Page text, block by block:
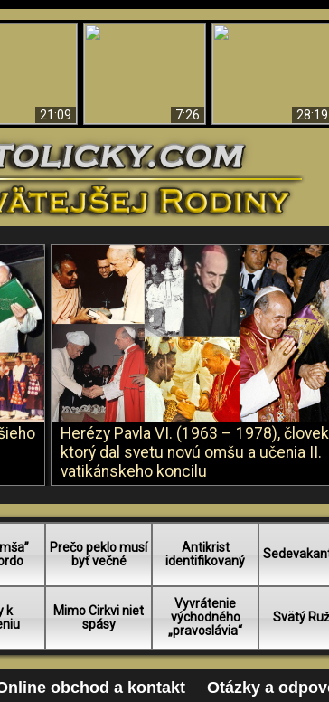
21:09
7:26 28:19
Herézy Pavla VI. (1963 – 1978),
ktorý dal svetu novú omšu a učenia II.
vatikánskeho koncilu
Prečo peklo musí
byť večné
Antikrist
identifikovaný
k
Mimo Cirkvi niet
spásy
Vyvrátenie
východného
„pravoslávia“
Svätý
obchod a kontakt Otázky a